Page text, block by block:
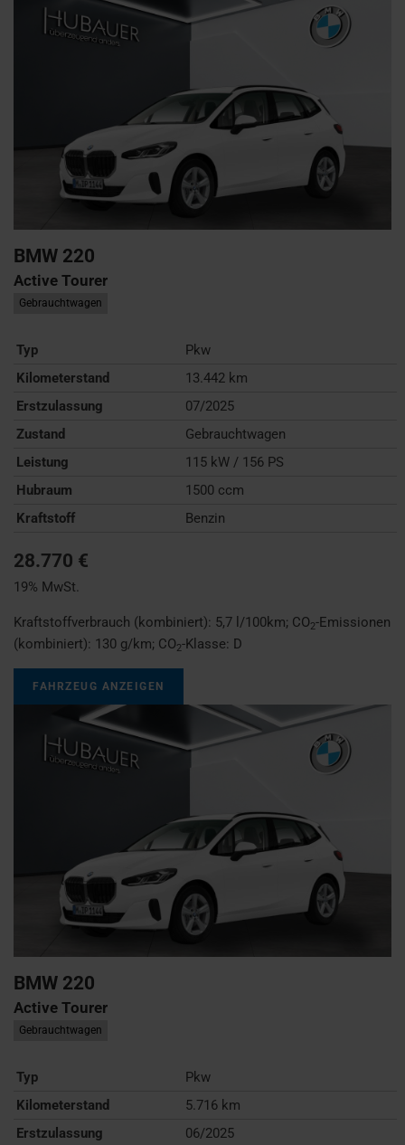
BMW 220
Active Tourer
Gebrauchtwagen
Typ
Pkw
Kilometerstand
13.442 km
Erstzulassung
07/2025
Zustand
Gebrauchtwagen
Leistung
115 kW / 156 PS
Hubraum
1500 ccm
Kraftstoff
Benzin
28.770 €
19% MwSt.
Kraftstoffverbrauch (kombiniert): 5,7 l/100km; CO2-Emissionen
(kombiniert): 130 g/km; CO2-Klasse: D
FAHRZEUG ANZEIGEN
BMW 220
Active Tourer
Gebrauchtwagen
Typ
Pkw
Kilometerstand
5.716 km
Erstzulassung
06/2025